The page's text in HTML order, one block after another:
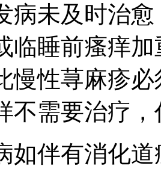
病未及时治
临睡前瘙痒
慢性荨麻疹
不需要治疗
如伴有消化